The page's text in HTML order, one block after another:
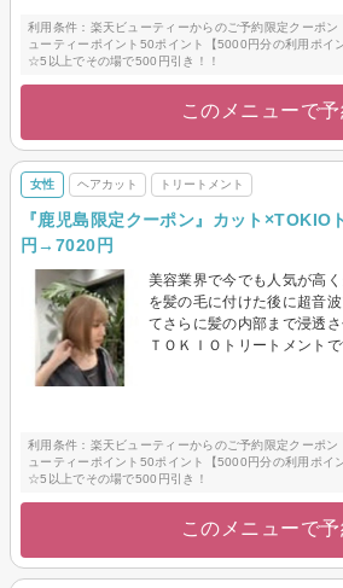
利用条件：楽天ビューティーからのご予約限定クーポ
ューティーポイント50ポイント【5000円分の利用ポイ
☆5以上でその場で500円引き！！
このメニューで予
女性 ヘアカット トリートメント
『鹿児島限定クーポン』カット×TOKIO
円→7020円
美容業界で今でも人気が高
を髪の毛に付けた後に超音
てさらに髪の内部まで浸透
ＴＯＫＩＯトリートメントで
利用条件：楽天ビューティーからのご予約限定クーポ
ューティーポイント50ポイント【5000円分の利用ポイ
☆5以上でその場で500円引き！
このメニューで予